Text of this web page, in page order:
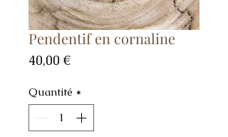
Pendentif en cornaline
40,00 €Prix
Quantité *